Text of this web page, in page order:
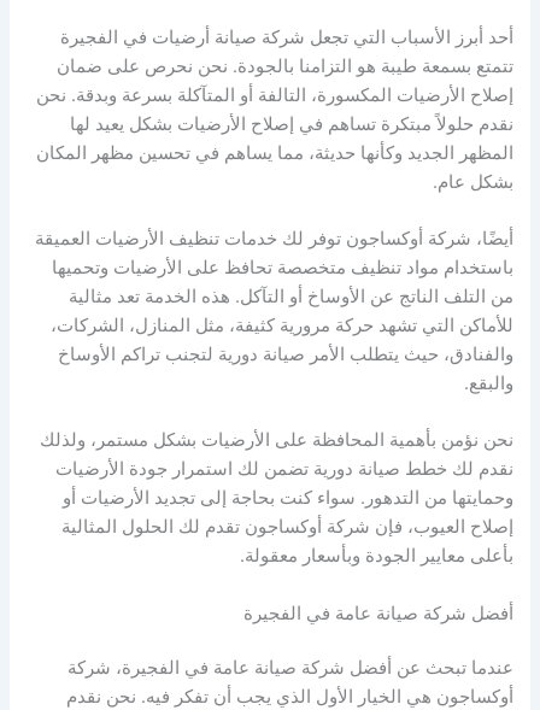
أحد أبرز الأسباب التي تجعل شركة صيانة أرضيات في الفجيرة
تتمتع بسمعة طيبة هو التزامنا بالجودة. نحن نحرص على ضمان
إصلاح الأرضيات المكسورة، التالفة أو المتآكلة بسرعة وبدقة. نحن
نقدم حلولاً مبتكرة تساهم في إصلاح الأرضيات بشكل يعيد لها
المظهر الجديد وكأنها حديثة، مما يساهم في تحسين مظهر المكان
بشكل عام.
أيضًا، شركة أوكساجون توفر لك خدمات تنظيف الأرضيات العميقة
باستخدام مواد تنظيف متخصصة تحافظ على الأرضيات وتحميها
من التلف الناتج عن الأوساخ أو التآكل. هذه الخدمة تعد مثالية
للأماكن التي تشهد حركة مرورية كثيفة، مثل المنازل، الشركات،
والفنادق، حيث يتطلب الأمر صيانة دورية لتجنب تراكم الأوساخ
والبقع.
نحن نؤمن بأهمية المحافظة على الأرضيات بشكل مستمر، ولذلك
نقدم لك خطط صيانة دورية تضمن لك استمرار جودة الأرضيات
وحمايتها من التدهور. سواء كنت بحاجة إلى تجديد الأرضيات أو
إصلاح العيوب، فإن شركة أوكساجون تقدم لك الحلول المثالية
بأعلى معايير الجودة وبأسعار معقولة.
أفضل شركة صيانة عامة في الفجيرة
عندما تبحث عن أفضل شركة صيانة عامة في الفجيرة، شركة
أوكساجون هي الخيار الأول الذي يجب أن تفكر فيه. نحن نقدم